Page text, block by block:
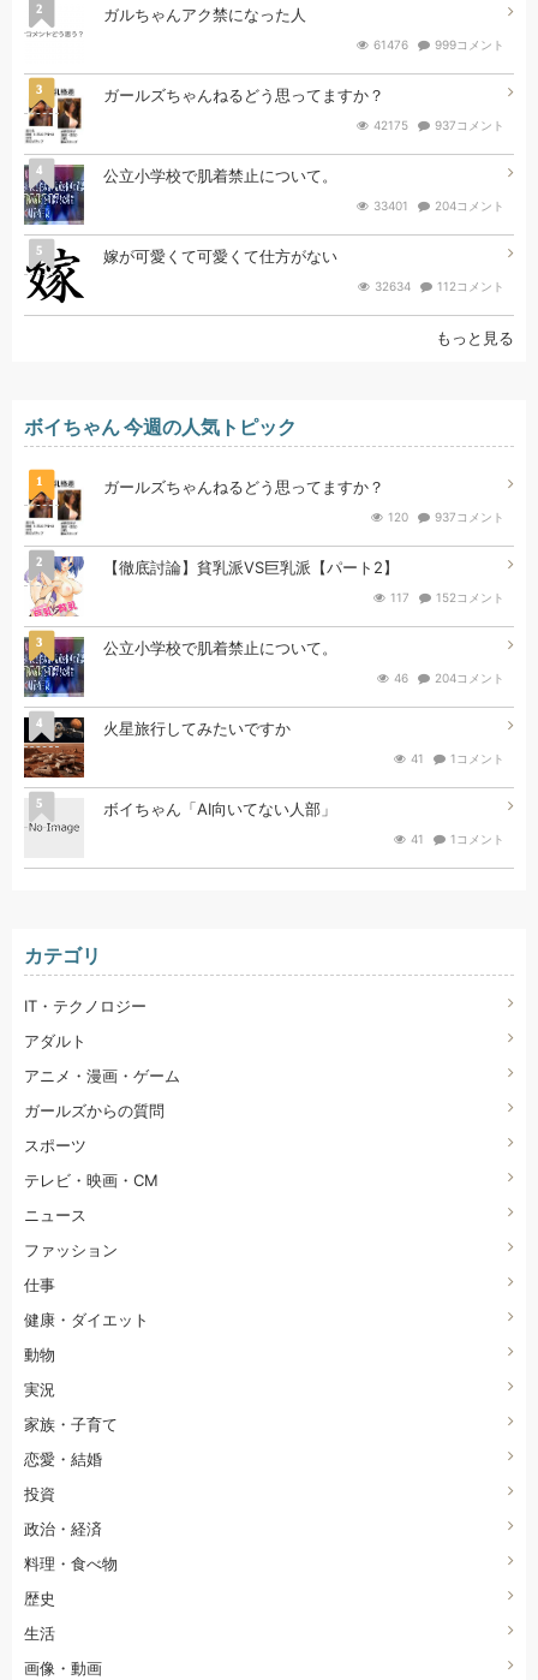
2 ガルちゃんアク禁になった人
61476 999コメント
3 ガールズちゃんねるどう思ってますか？
42175 937コメント
4 公立小学校で肌着禁止について。
33401 204コメント
5 嫁が可愛くて可愛くて仕方がない
32634 112コメント
もっと見る
ボイちゃん 今週の人気トピック
1 ガールズちゃんねるどう思ってますか？
120 937コメント
2 【徹底討論】貧乳派VS巨乳派【パート2】
117 152コメント
3 公立小学校で肌着禁止について。
46 204コメント
4 火星旅行してみたいですか
41 1コメント
5 ボイちゃん「AI向いてない人部」
41 1コメント
カテゴリ
IT・テクノロジー
アダルト
アニメ・漫画・ゲーム
ガールズからの質問
スポーツ
テレビ・映画・CM
ニュース
ファッション
仕事
健康・ダイエット
動物
実況
家族・子育て
恋愛・結婚
投資
政治・経済
料理・食べ物
歴史
生活
画像・動画